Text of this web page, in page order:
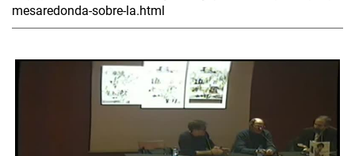
mesaredonda-sobre-la.html